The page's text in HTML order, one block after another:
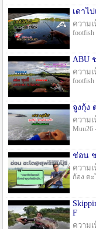
เดาไป
ความเ
footfish
ABU
ความเ
footfish
จูงกุ้ง
ความ
Muu26
ช่อน
ความเ
ก้อง ตะ
F
ความเ